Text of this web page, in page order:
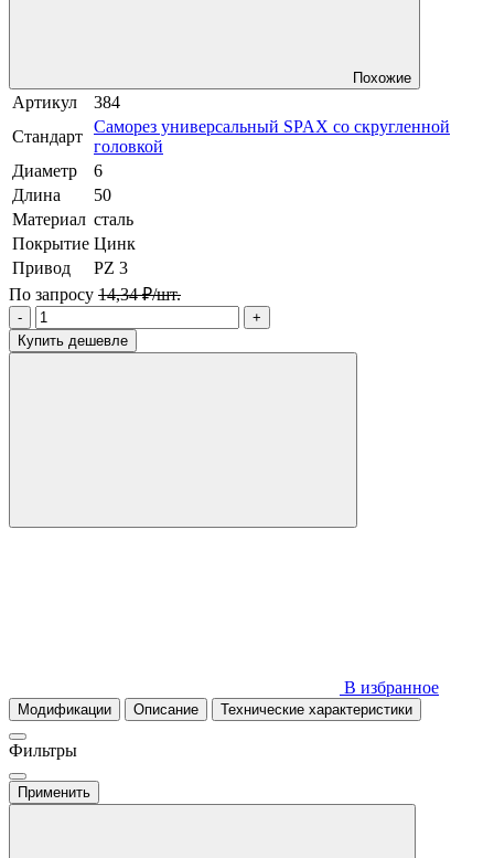
Похожие
Артикул
384
Стандарт
Саморез универсальный SPAX со скругленной
головкой
Диаметр
6
Длина
50
Материал сталь
Покрытие Цинк
Привод
PZ 3
По запросу 14,34 ₽/шт.
-
+
Купить дешевле
В избранное
Модификации Описание Технические характеристики
Фильтры
Применить